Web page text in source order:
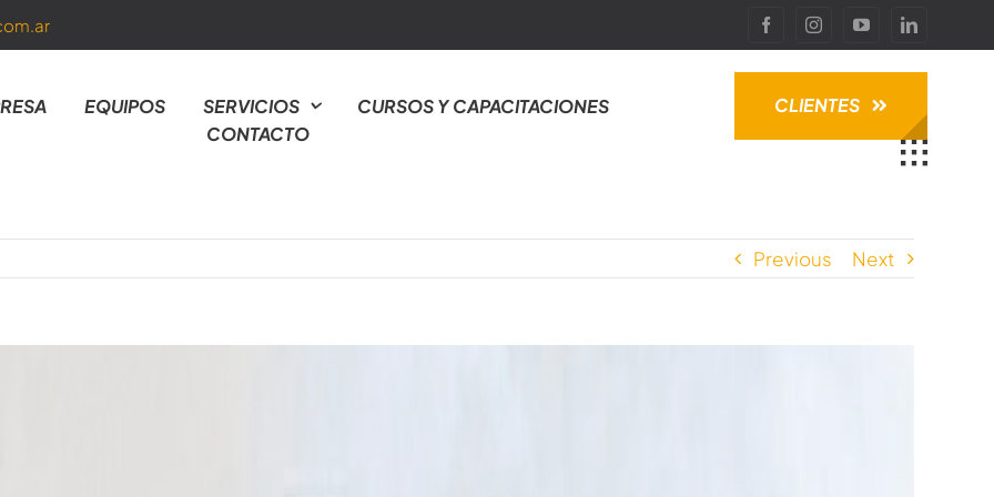
EQUIPOS SERVICIOS
CURSOS Y CAPACITACIONES
CONTACTO
CLIENTES
Previous Next